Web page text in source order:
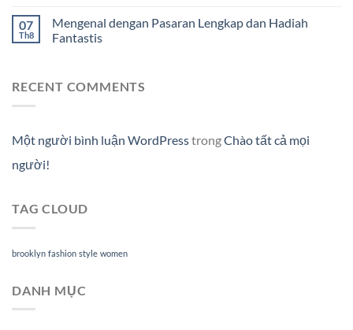
07
Th8
Mengenal dengan Pasaran Lengkap dan Hadiah
Fantastis
RECENT COMMENTS
Một người bình luận WordPresstrongChào tất cả mọi
người!
TAG CLOUD
brooklyn fashion style women
DANH MỤC